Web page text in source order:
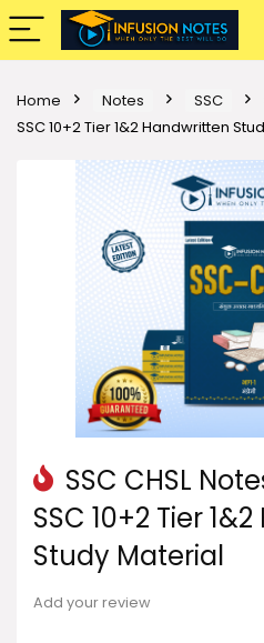
Home Notes SSC
SSC 10+2 Tier 1&2 Handwritten
SSC CHSL
SSC 10+2 Tier
Study Material
Add your review